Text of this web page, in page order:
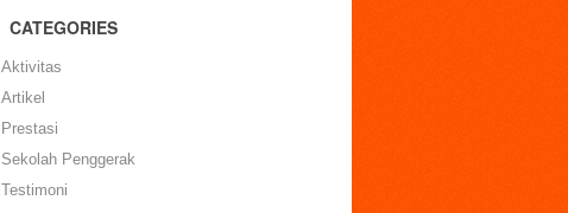
CATEGORIES
Aktivitas
Artikel
Prestasi
Sekolah Penggerak
Testimoni